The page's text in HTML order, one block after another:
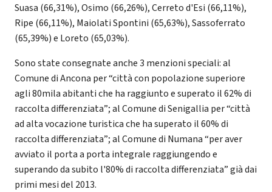
Suasa (66,31%), Osimo (66,26%), Cerreto d'Esi (66,11%),
Ripe (66,11%), Maiolati Spontini (65,63%), Sassoferrato
(65,39%) e Loreto (65,03%).
Sono state consegnate anche 3 menzioni speciali: al
Comune di Ancona per “città con popolazione superiore
agli 80mila abitanti che ha raggiunto e superato il 62% di
raccolta differenziata”; al Comune di Senigallia per “città
ad alta vocazione turistica che ha superato il 60% di
raccolta differenziata”; al Comune di Numana “per aver
avviato il porta a porta integrale raggiungendo e
superando da subito l'80% di raccolta differenziata” già dai
primi mesi del 2013.